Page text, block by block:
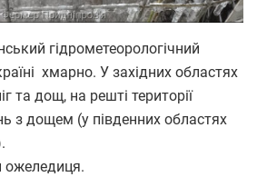
гідрометеорологічний
хмарно. У західних областях
та дощ, на решті території
з дощем (у південних областях
ожеледиця.